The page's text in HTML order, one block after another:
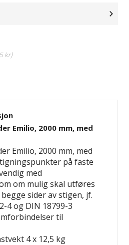
kr)
Emilio, 2000 mm, med
Emilio, 2000 mm, med
på faste
med
om mulig skal utføres
sider av stigen, jf.
4 og DIN 18799-3
til
4 x 12,5 kg